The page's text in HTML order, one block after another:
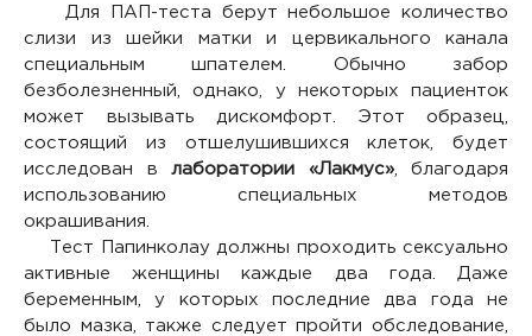
Для ПАП-теста берут небольшое количество
слизи из шейки матки и цервикального канала
специальным шпателем. Обычно забор
безболезненный, однако, у некоторых пациенток
может вызывать дискомфорт. Этот образец,
состоящий из отшелушившихся клеток, будет
исследован в лаборатории «Лакмус», благодаря
использованию специальных методов
окрашивания.
Тест Папинколау должны проходить сексуально
активные женщины каждые два года. Даже
беременным, у которых последние два года не
было мазка, также следует пройти обследование,